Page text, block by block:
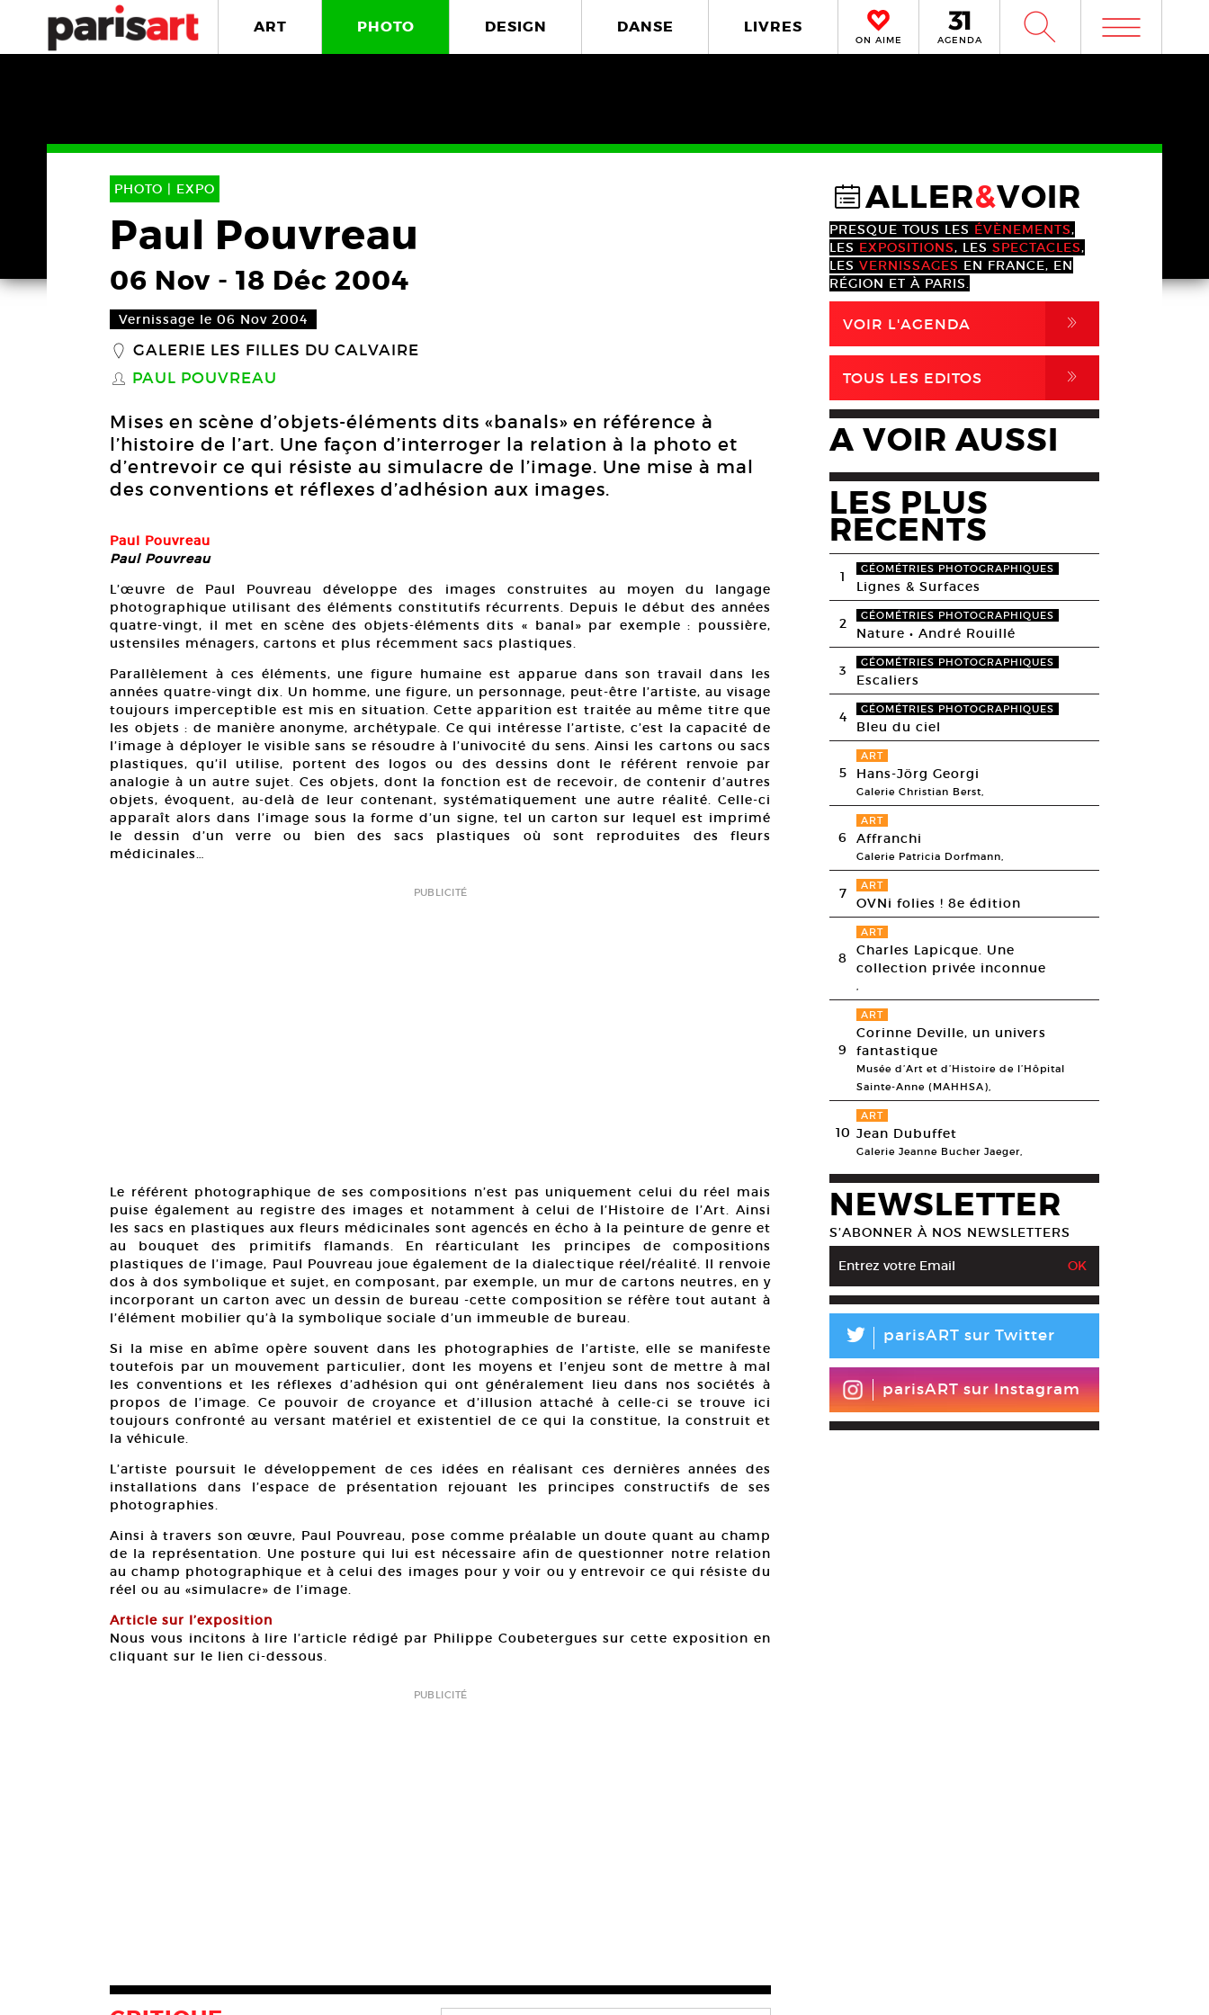
ART PHOTO DESIGN DANSE LIVRES
ON AIME AGENDA W m
PHOTO | EXPO
Paul Pouvreau
06 Nov - 18 Déc 2004
Vernissage le 06 Nov 2004
_ GALERIE LES FILLES DU CALVAIRE
S PAUL POUVREAU
Mises en scène d’objets-éléments dits «banals» en référence à
l’histoire de l’art. Une façon d’interroger la relation à la photo et
d’entrevoir ce qui résiste au simulacre de l’image. Une mise à mal
des conventions et réflexes d’adhésion aux images.
Paul Pouvreau
Paul Pouvreau
L’œuvre de Paul Pouvreau développe des images construites au moyen du langage
photographique utilisant des éléments constitutifs récurrents. Depuis le début des années
quatre-vingt, il met en scène des objets-éléments dits « banal» par exemple : poussière,
ustensiles ménagers, cartons et plus récemment sacs plastiques.
Parallèlement à ces éléments, une figure humaine est apparue dans son travail dans les
années quatre-vingt dix. Un homme, une figure, un personnage, peut-être l’artiste, au visage
toujours imperceptible est mis en situation. Cette apparition est traitée au même titre que
les objets : de manière anonyme, archétypale. Ce qui intéresse l’artiste, c’est la capacité de
l’image à déployer le visible sans se résoudre à l’univocité du sens. Ainsi les cartons ou sacs
plastiques, qu’il utilise, portent des logos ou des dessins dont le référent renvoie par
analogie à un autre sujet. Ces objets, dont la fonction est de recevoir, de contenir d’autres
objets, évoquent, au-delà de leur contenant, systématiquement une autre réalité. Celle-ci
apparaît alors dans l’image sous la forme d’un signe, tel un carton sur lequel est imprimé
le dessin d’un verre ou bien des sacs plastiques où sont reproduites des fleurs
médicinales…
PUBLICITÉ
Le référent photographique de ses compositions n’est pas uniquement celui du réel mais
puise également au registre des images et notamment à celui de l’Histoire de l’Art. Ainsi
les sacs en plastiques aux fleurs médicinales sont agencés en écho à la peinture de genre et
au bouquet des primitifs flamands. En réarticulant les principes de compositions
plastiques de l’image, Paul Pouvreau joue également de la dialectique réel/réalité. Il renvoie
dos à dos symbolique et sujet, en composant, par exemple, un mur de cartons neutres, en y
incorporant un carton avec un dessin de bureau -cette composition se réfère tout autant à
l’élément mobilier qu’à la symbolique sociale d’un immeuble de bureau.
Si la mise en abîme opère souvent dans les photographies de l’artiste, elle se manifeste
toutefois par un mouvement particulier, dont les moyens et l’enjeu sont de mettre à mal
les conventions et les réflexes d’adhésion qui ont généralement lieu dans nos sociétés à
propos de l’image. Ce pouvoir de croyance et d’illusion attaché à celle-ci se trouve ici
toujours confronté au versant matériel et existentiel de ce qui la constitue, la construit et
la véhicule.
L’artiste poursuit le développement de ces idées en réalisant ces dernières années des
installations dans l’espace de présentation rejouant les principes constructifs de ses
photographies.
Ainsi à travers son œuvre, Paul Pouvreau, pose comme préalable un doute quant au champ
de la représentation. Une posture qui lui est nécessaire afin de questionner notre relation
au champ photographique et à celui des images pour y voir ou y entrevoir ce qui résiste du
réel ou au «simulacre» de l’image.
Article sur l’exposition
Nous vous incitons à lire l’article rédigé par Philippe Coubetergues sur cette exposition en
cliquant sur le lien ci-dessous.
PUBLICITÉ
@ALLER&VOIR
PRESQUE TOUS LES ÉVÈNEMENTS,
LES EXPOSITIONS, LES SPECTACLES,
LES VERNISSAGES EN FRANCE, EN
RÉGION ET À PARIS.
VOIR L'AGENDA ,
TOUS LES EDITOS ,
A VOIR AUSSI
LES PLUS
RECENTS
1 GÉOMÉTRIES PHOTOGRAPHIQUES
Lignes & Surfaces
2 GÉOMÉTRIES PHOTOGRAPHIQUES
Nature • André Rouillé
3 GÉOMÉTRIES PHOTOGRAPHIQUES
Escaliers
4 GÉOMÉTRIES PHOTOGRAPHIQUES
Bleu du ciel
5
ART
Hans-Jörg Georgi
Galerie Christian Berst,
6
ART
Affranchi
Galerie Patricia Dorfmann,
7 ART
OVNi folies ! 8e édition
8
ART
Charles Lapicque. Une
collection privée inconnue
,
9
ART
Corinne Deville, un univers
fantastique
Musée d’Art et d’Histoire de l’Hôpital
Sainte-Anne (MAHHSA),
10
ART
Jean Dubuffet
Galerie Jeanne Bucher Jaeger,
NEWSLETTER
S’ABONNER À NOS NEWSLETTERS
L parisART sur Twitter
parisART sur Instagram